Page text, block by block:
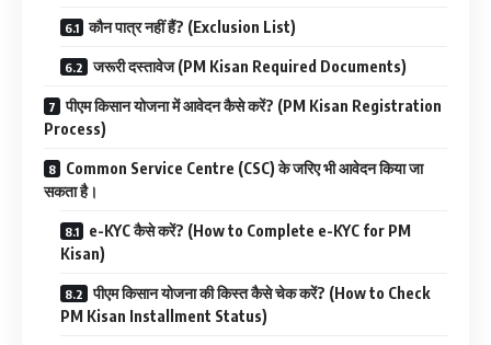
कौन पात्र नहीं हैं? (Exclusion List)
जरूरी दस्तावेज (PM Kisan Required Documents)
पीएम किसान योजना में आवेदन कैसे करें? (PM Kisan Registration
Process)
Common Service Centre (CSC) के जरिए भी आवेदन किया जा
सकता है।
e-KYC कैसे करें? (How to Complete e-KYC for PM
Kisan)
पीएम किसान योजना की किस्त कैसे चेक करें? (How to Check
PM Kisan Installment Status)